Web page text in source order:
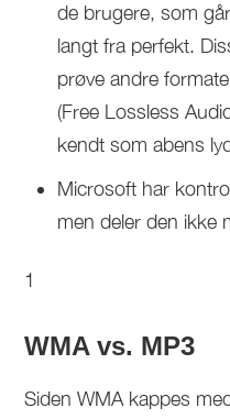
de brugere, som
langt fra perfekt.
prøve andre
(Free Lossless
kendt som abens
Microsoft har
men deler den ikke
1
WMA vs. MP3
Siden WMA kappes